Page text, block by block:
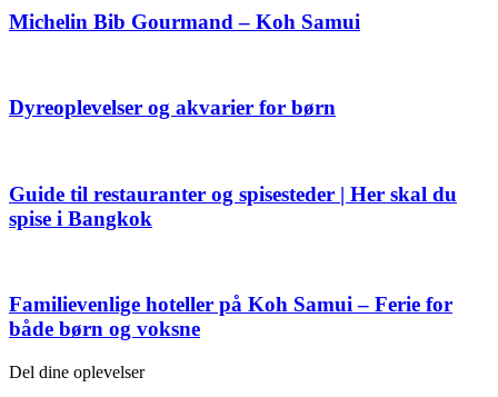
Michelin Bib Gourmand – Koh Samui
Dyreoplevelser og akvarier for børn
Guide til restauranter og spisesteder | Her skal du
spise i Bangkok
Familievenlige hoteller på Koh Samui – Ferie for
både børn og voksne
Del dine oplevelser